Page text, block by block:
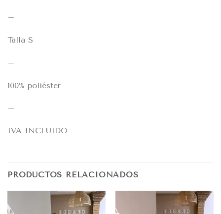
–
Talla S
–
100% poliéster
–
IVA INCLUIDO
PRODUCTOS RELACIONADOS